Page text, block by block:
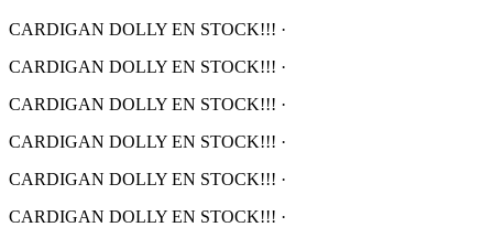
CARDIGAN DOLLY EN STOCK!!! ·
CARDIGAN DOLLY EN STOCK!!! ·
CARDIGAN DOLLY EN STOCK!!! ·
CARDIGAN DOLLY EN STOCK!!! ·
CARDIGAN DOLLY EN STOCK!!! ·
CARDIGAN DOLLY EN STOCK!!! ·